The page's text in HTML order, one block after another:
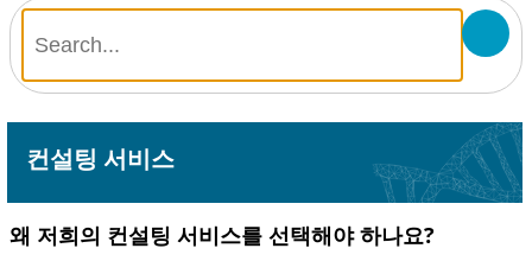
컨설팅 서비스
왜 저희의 컨설팅 서비스를 선택해야 하나요?